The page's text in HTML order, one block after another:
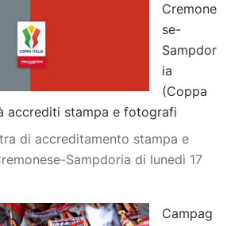
Cremone
se-
Sampdor
ia
(Coppa
accrediti stampa e fotografi
di accreditamento stampa e
Sampdoria di lunedì 17
Campag